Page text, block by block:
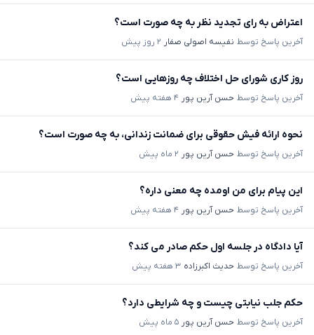
اعتراض به رای تجدید نظر به چه صورت است؟
آخرین پاسخ توسط نفیسه اصولی صفار ۲ روز پیش
روز کاری شورای حل اختلاف چه روزهایی است؟
آخرین پاسخ توسط حسن آرین پور ۴ هفته پیش
نحوه ارائه فیش حقوقی برای ضمانت زندانی، به چه صورت است؟
آخرین پاسخ توسط حسن آرین پور ۲ ماه پیش
این پیام برای من اومده چه معنی داره؟
آخرین پاسخ توسط حسن آرین پور ۴ هفته پیش
آیا دادگاه در جلسه اول حکم صادر می کند؟
آخرین پاسخ توسط حدیث اکبرزاده ۳ هفته پیش
حکم جلب نیابتی چیست و چه شرایطی دارد؟
آخرین پاسخ توسط حسن آرین پور ۵ ماه پیش